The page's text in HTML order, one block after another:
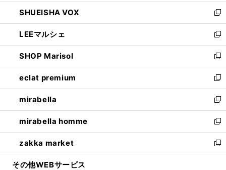
ウ
で
開
く
ン
ド
ウ
で
開
く
ウ
ィ
ン
ド
ウ
で
開
く
し
い
ウ
ィ
ン
ド
ウ
で
開
く
SHUEISHA VOX
新
し
い
ウ
ィ
ン
ド
ウ
で
開
く
LEEマルシェ
新
し
い
ウ
ィ
ン
ド
ウ
で
開
く
SHOP Marisol
新
し
い
ウ
ィ
ン
ド
ウ
で
開
eclat premium
新
し
い
ウ
ィ
ン
ド
ウ
mirabella
新
し
い
ウ
ィ
ン
mirabella homme
新
し
い
ウ
zakka market
新
し
その他WEBサービス